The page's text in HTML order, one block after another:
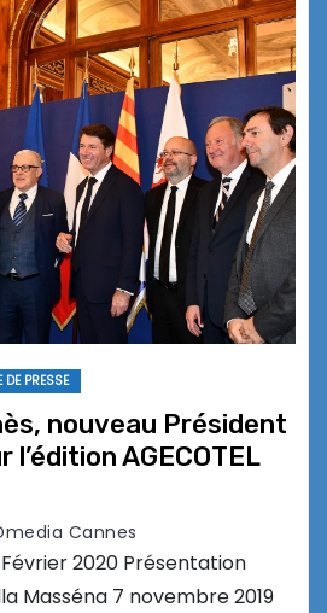
DE PRESSE
nouveau Président
l’édition AGECOTEL
Cannes
Février 2020 Présentation
Masséna 7 novembre 2019